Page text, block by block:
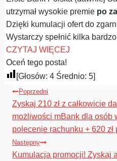
utrzymał wysokie premie po
Dzięki kumulacji ofert do
Wystarczy spełnić kilka
CZYTAJ WIĘCEJ
Oceń tego posta!
[Głosów:4 Średnio:5]
Nawigacja
wpisu
Poprzedni
Zyskaj 210 zł z całkowicie
możliwości mBank dla osób
polecenie rachunku + 620
Następny
Kumulacja promocji! Zyskaj